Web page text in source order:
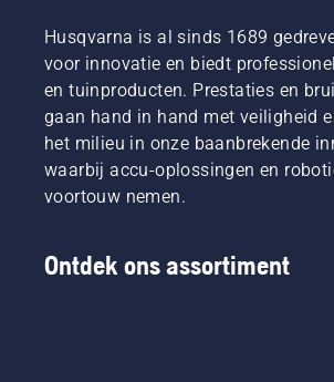
Soorten
Verschillende soorten
verschillende
Accu-grastrimmers (snoerloos) →
tuinonderhoud
Husqvarna is al sinds 1689
voor innovatie en biedt
en tuinproducten. Prestaties en
gaan hand in hand met veiligheid
het milieu in onze baanbrekende
waarbij accu-oplossingen en
voortouw nemen.
Ontdek ons assortiment